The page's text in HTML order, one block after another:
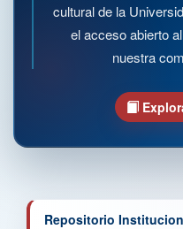
cultural de la
el acceso abierto
nuestra
Repositorio